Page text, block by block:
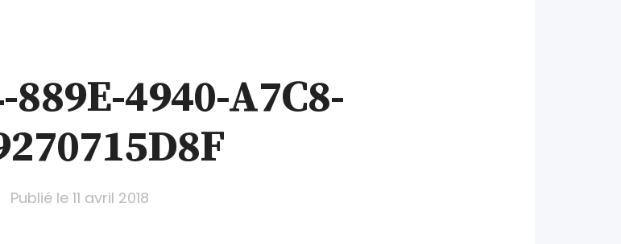
889E-4940-A7C8-
Publié le 11 avril 2018